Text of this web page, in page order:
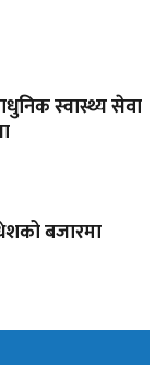
स्वास्थ्य सेवा
बजारमा